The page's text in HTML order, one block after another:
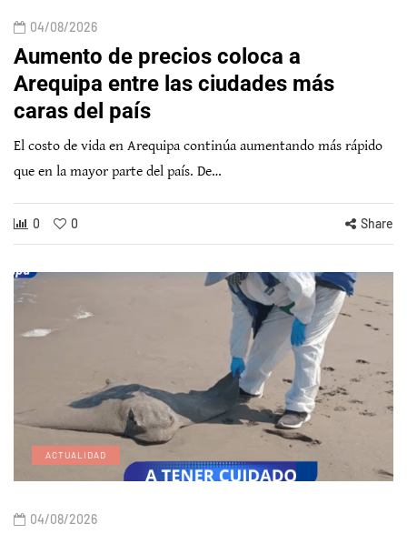
04/08/2026
Aumento de precios coloca a
Arequipa entre las ciudades más
caras del país
El costo de vida en Arequipa continúa aumentando más rápido
que en la mayor parte del país. De…
0 0 Share
ACTUALIDAD
04/08/2026